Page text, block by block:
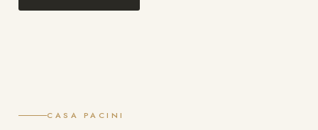
CASA PACINI